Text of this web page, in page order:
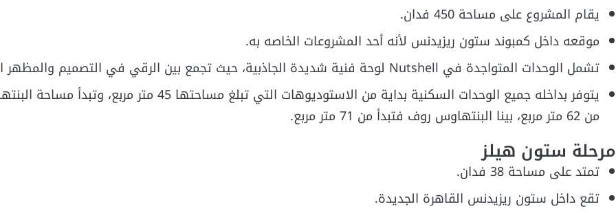
يقام المشروع على مساحة 450 فدان.
موقعه داخل كمبوند ستون ريزيدنس لأنه أحد المشروعات الخاصه به.
تشمل الوحدات المتواجدة في Nutshell لوحة فنية شديدة الجاذبية، حيث تجمع بين الرقي في التصميم والمظهر العصري.
يتوفر بداخله جميع الوحدات السكنية بداية من الاستوديوهات التي تبلغ مساحتها 45 متر
من 62 متر مربع، بينا البنتهاوس روف فتبدأ من 71 متر مربع.
مرحلة ستون هيلز
تمتد على مساحة 38 فدان.
تقع داخل ستون ريزيدنس القاهرة الجديدة.